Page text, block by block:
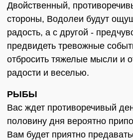
Двойственный,
стороны, Водолеи будут
радость, а с другой -
предвидеть тревожные
отбросить тяжелые мысли и
радости и веселью.
РЫБЫ
Вас ждет противоречивый
половину дня вероятно
Вам будет приятно